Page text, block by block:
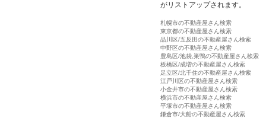
がリストアップされます。
札幌市の不動産屋さん検索
東京都の不動産屋さん検索
品川区/五反田の不動産屋さん検索
中野区の不動産屋さん検索
豊島区/池袋,巣鴨の不動産屋さん検索
板橋区/成増の不動産屋さん検索
足立区/北千住の不動産屋さん検索
江戸川区の不動産屋さん検索
小金井市の不動産屋さん検索
横浜市の不動産屋さん検索
平塚市の不動産屋さん検索
鎌倉市/大船の不動産屋さん検索